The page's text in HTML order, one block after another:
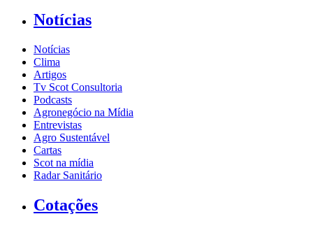
Notícias
Notícias
Clima
Artigos
Tv Scot Consultoria
Podcasts
Agronegócio na Mídia
Entrevistas
Agro Sustentável
Cartas
Scot na mídia
Radar Sanitário
Cotações